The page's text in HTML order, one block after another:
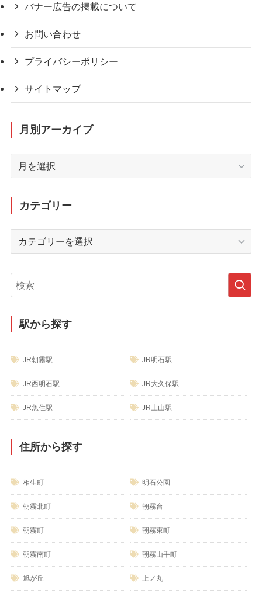
バナー広告の掲載について
お問い合わせ
プライバシーポリシー
サイトマップ
月別アーカイブ
イ
ブ
カテゴリー
リ
ー
駅から探す
JR朝霧駅 JR明石駅
JR西明石駅 JR大久保駅
JR魚住駅 JR土山駅
住所から探す
相生町 明石公園
朝霧北町 朝霧台
朝霧町 朝霧東町
朝霧南町 朝霧山手町
旭が丘 上ノ丸